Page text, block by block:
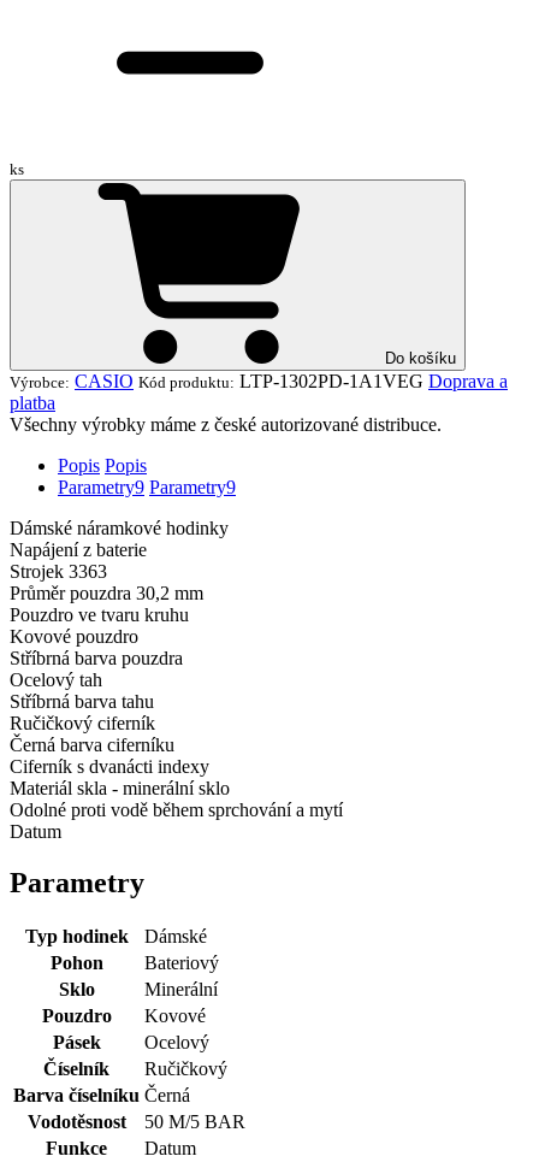
ks
Do košíku
Výrobce: CASIO Kód produktu: LTP-1302PD-1A1VEG Doprava a
platba
Všechny výrobky máme z české autorizované distribuce.
Popis Popis
Parametry9 Parametry9
Dámské náramkové hodinky
Napájení z baterie
Strojek 3363
Průměr pouzdra 30,2 mm
Pouzdro ve tvaru kruhu
Kovové pouzdro
Stříbrná barva pouzdra
Ocelový tah
Stříbrná barva tahu
Ručičkový ciferník
Černá barva ciferníku
Ciferník s dvanácti indexy
Materiál skla - minerální sklo
Odolné proti vodě během sprchování a mytí
Datum
Parametry
Typ hodinek
Dámské
Pohon
Bateriový
Sklo
Minerální
Pouzdro
Kovové
Pásek
Ocelový
Číselník
Ručičkový
Barva číselníku Černá
Vodotěsnost
50 M/5 BAR
Funkce
Datum